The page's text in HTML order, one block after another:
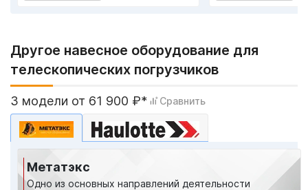
Другое навесное оборудование для
телескопических погрузчиков
3 модели от 61 900 ₽* Сравнить
Метатэкс
Одно из основных направлений деятельности